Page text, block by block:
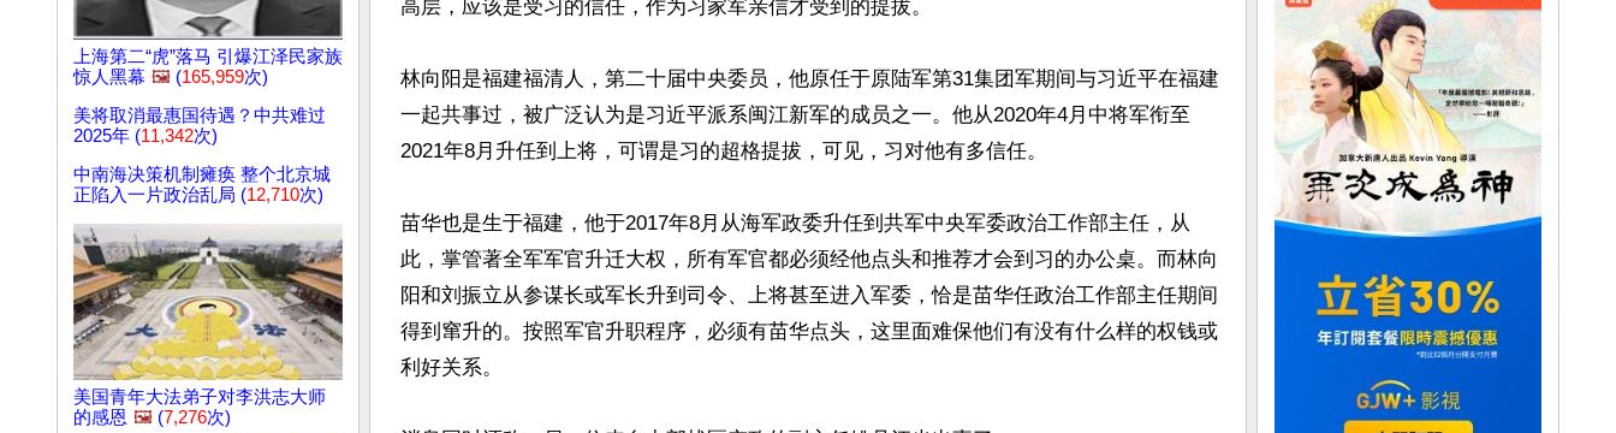
上海第二“虎”落马 引爆江泽民家族
惊人黑幕 🖼️ (165,959次)
美将取消最惠国待遇？中共难过
2025年 (11,342次)
中南海决策机制瘫痪 整个北京城
正陷入一片政治乱局 (12,710次)
美国青年大法弟子对李洪志大师
的感恩 🖼️ (7,276次)
高层，应该是受习的信任，作为习家军亲信才受到的提拔。
林向阳是福建福清人，第二十届中央委员，他原任于原陆军第31集团军期间与习近平在福建
一起共事过，被广泛认为是习近平派系闽江新军的成员之一。他从2020年4月中将军衔至
2021年8月升任到上将，可谓是习的超格提拔，可见，习对他有多信任。
苗华也是生于福建，他于2017年8月从海军政委升任到共军中央军委政治工作部主任，从
此，掌管著全军军官升迁大权，所有军官都必须经他点头和推荐才会到习的办公桌。而林向
阳和刘振立从参谋长或军长升到司令、上将甚至进入军委，恰是苗华任政治工作部主任期间
得到窜升的。按照军官升职程序，必须有苗华点头，这里面难保他们有没有什么样的权钱或
利好关系。